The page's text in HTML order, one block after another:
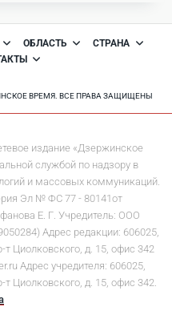
ОБЛАСТЬ
СТРАНА
ВРЕМЯ. ВСЕ ПРАВА ЗАЩИЩЕНЫ
издание «Дзержинское
службой по надзору в
и массовых коммуникаций.
Эл № ФС 77 - 80141от
Е. Г. Учредитель: ООО
Адрес редакции: 606025,
Циолковского, д. 15, офис 342
Адрес учредителя: 606025,
Циолковского, д. 15, офис 342.